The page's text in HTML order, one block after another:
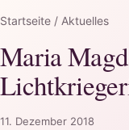
Startseite / Aktuelles
Maria
11. Dezember 2018